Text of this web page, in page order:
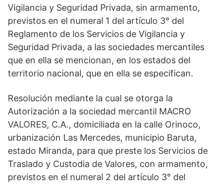
Vigilancia y Seguridad Privada, sin armamento,
previstos en el numeral 1 del artículo 3° del
Reglamento de los Servicios de Vigilancia y
Seguridad Privada, a las sociedades mercantiles
que en ella se mencionan, en los estados del
territorio nacional, que en ella se especifican.
Resolución mediante la cual se otorga la
Autorización a la sociedad mercantil MACRO
VALORES, C.A., domiciliada en la calle Orinoco,
urbanización Las Mercedes, municipio Baruta,
estado Miranda, para que preste los Servicios de
Traslado y Custodia de Valores, con armamento,
previstos en el numeral 2 del artículo 3° del